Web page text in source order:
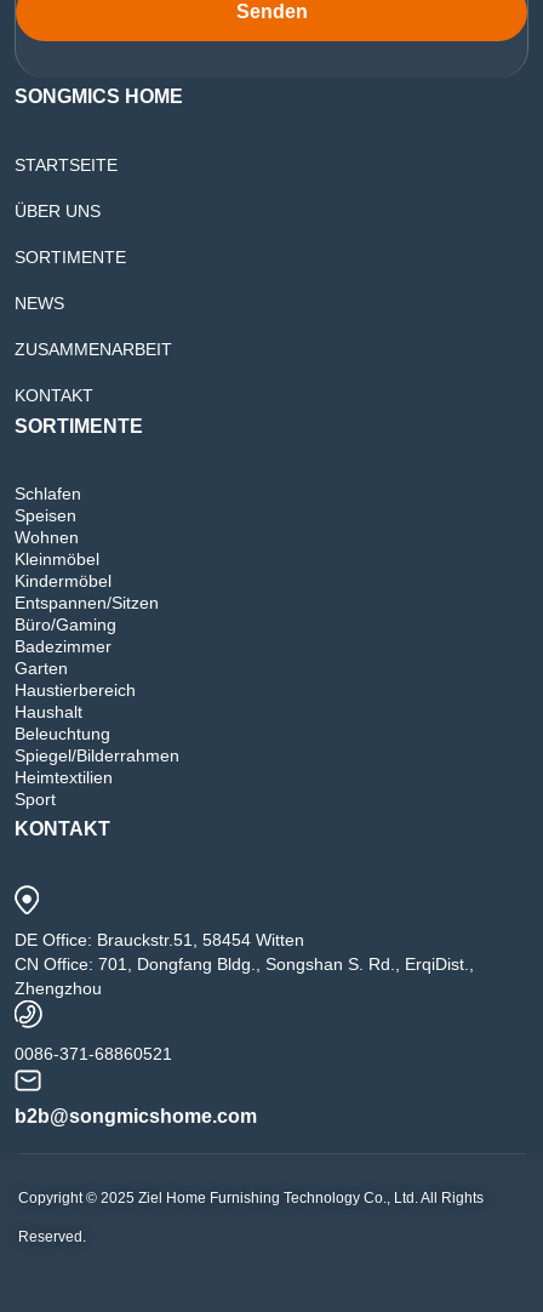
Senden
SONGMICS HOME
STARTSEITE
ÜBER UNS
SORTIMENTE
NEWS
ZUSAMMENARBEIT
KONTAKT
SORTIMENTE
Schlafen
Speisen
Wohnen
Kleinmöbel
Kindermöbel
Entspannen/Sitzen
Büro/Gaming
Badezimmer
Garten
Haustierbereich
Haushalt
Beleuchtung
Spiegel/Bilderrahmen
Heimtextilien
Sport
KONTAKT
DE Office: Brauckstr.51, 58454 Witten
CN Office: 701, Dongfang Bldg., Songshan S. Rd., ErqiDist.,
Zhengzhou
0086-371-68860521
b2b@songmicshome.com
Copyright © 2025 Ziel Home Furnishing Technology Co., Ltd. All Rights
Reserved.